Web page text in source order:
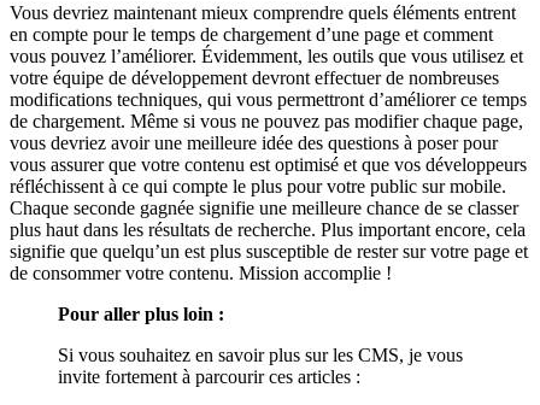
Vous devriez maintenant mieux comprendre quels éléments entrent
en compte pour le temps de chargement d’une page et comment
vous pouvez l’améliorer. Évidemment, les outils que vous utilisez et
votre équipe de développement devront effectuer de nombreuses
modifications techniques, qui vous permettront d’améliorer ce temps
de chargement. Même si vous ne pouvez pas modifier chaque page,
vous devriez avoir une meilleure idée des questions à poser pour
vous assurer que votre contenu est optimisé et que vos développeurs
réfléchissent à ce qui compte le plus pour votre public sur mobile.
Chaque seconde gagnée signifie une meilleure chance de se classer
plus haut dans les résultats de recherche. Plus important encore, cela
signifie que quelqu’un est plus susceptible de rester sur votre page et
de consommer votre contenu. Mission accomplie !
Pour aller plus loin :
Si vous souhaitez en savoir plus sur les CMS, je vous
invite fortement à parcourir ces articles :